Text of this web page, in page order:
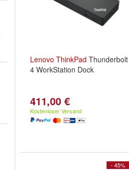
Lenovo ThinkPad Thunderbolt
4 WorkStation Dock
411,00 €
Kostenloser Versand
- 45%